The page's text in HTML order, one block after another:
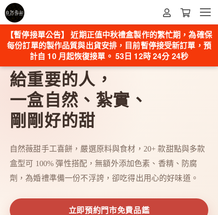
WEDDING GIFT BOX
給重要的人，
一盒自然、紮實、
剛剛好的甜
自然薇甜手工喜餅，嚴選原料與食材，20+ 款甜點與多款
盒型可 100% 彈性搭配，無額外添加色素、香精、防腐
劑，為婚禮準備一份不浮誇，卻吃得出用心的好味道。
立即預約門市免費品鑑
【暫停接單公告】 近期正值中秋禮盒製作的繁忙期，為確保
每份訂單的製作品質與出貨安排，目前暫停接受新訂單，預
計自 10 月起恢復接單。 53日 12時 24分 22秒